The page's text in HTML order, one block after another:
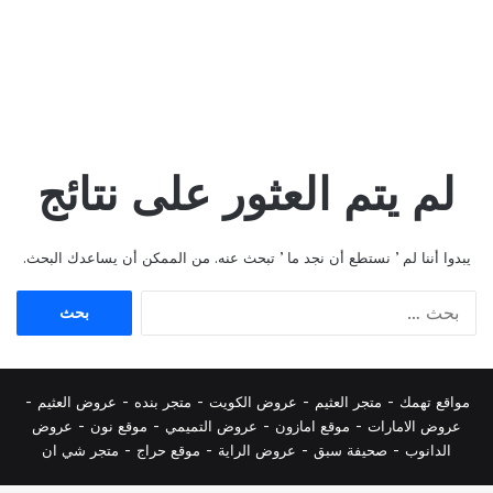
لم يتم العثور على نتائج
يبدوا أننا لم ’ نستطع أن نجد ما ’ تبحث عنه. من الممكن أن يساعدك البحث.
مواقع تهمك - متجر العثيم - عروض الكويت - متجر بنده - عروض العثيم -
عروض الامارات - موقع امازون - عروض التميمي - موقع نون - عروض
الدانوب - صحيفة سبق - عروض الراية - موقع حراج - متجر شي ان